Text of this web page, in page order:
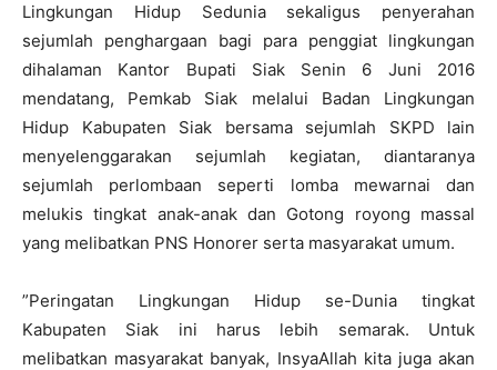
Lingkungan Hidup Sedunia sekaligus penyerahan
sejumlah penghargaan bagi para penggiat lingkungan
dihalaman Kantor Bupati Siak Senin 6 Juni 2016
mendatang, Pemkab Siak melalui Badan Lingkungan
Hidup Kabupaten Siak bersama sejumlah SKPD lain
menyelenggarakan sejumlah kegiatan, diantaranya
sejumlah perlombaan seperti lomba mewarnai dan
melukis tingkat anak-anak dan Gotong royong massal
yang melibatkan PNS Honorer serta masyarakat umum.
”Peringatan Lingkungan Hidup se-Dunia tingkat
Kabupaten Siak ini harus lebih semarak. Untuk
melibatkan masyarakat banyak, InsyaAllah kita juga akan